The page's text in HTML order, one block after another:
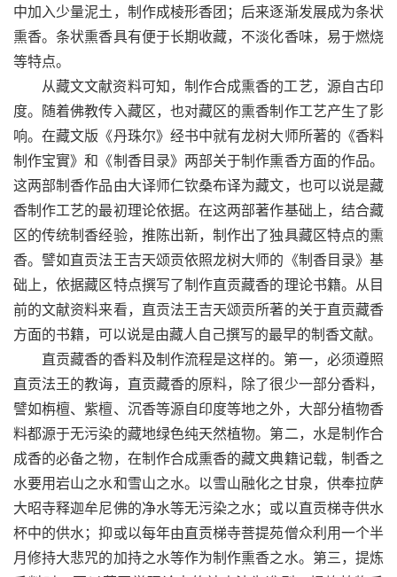
中加入少量泥土，制作成棱形香团；后来逐渐发展成为条状
熏香。条状熏香具有便于长期收藏，不淡化香味，易于燃烧
等特点。
从藏文文献资料可知，制作合成熏香的工艺，源自古印
度。随着佛教传入藏区，也对藏区的熏香制作工艺产生了影
响。在藏文版《丹珠尔》经书中就有龙树大师所著的《香料
制作宝實》和《制香目录》两部关于制作熏香方面的作品。
这两部制香作品由大译师仁钦桑布译为藏文，也可以说是藏
香制作工艺的最初理论依据。在这两部著作基础上，结合藏
区的传统制香经验，推陈出新，制作出了独具藏区特点的熏
香。譬如直贡法王吉天颂贡依照龙树大师的《制香目录》基
础上，依据藏区特点撰写了制作直贡藏香的理论书籍。从目
前的文献资料来看，直贡法王吉天颂贡所著的关于直贡藏香
方面的书籍，可以说是由藏人自己撰写的最早的制香文献。
直贡藏香的香料及制作流程是这样的。第一，必须遵照
直贡法王的教诲，直贡藏香的原料，除了很少一部分香料，
譬如栴檀、紫檀、沉香等源自印度等地之外，大部分植物香
料都源于无污染的藏地绿色纯天然植物。第二，水是制作合
成香的必备之物，在制作合成熏香的藏文典籍记载，制香之
水要用岩山之水和雪山之水。以雪山融化之甘泉，供奉拉萨
大昭寺释迦牟尼佛的净水等无污染之水；或以直贡梯寺供水
杯中的供水；抑或以每年由直贡梯寺菩提苑僧众利用一个半
月修持大悲咒的加持之水等作为制作熏香之水。第三，提炼